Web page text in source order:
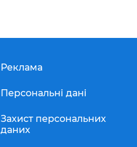
Реклама
Персональні дані
Захист персональних
даних